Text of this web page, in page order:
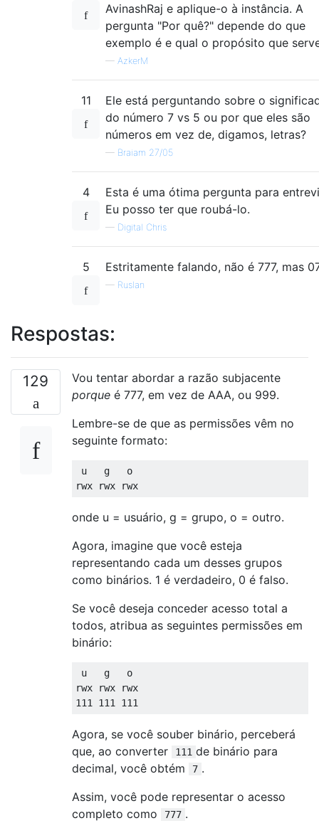
AvinashRaj e aplique-o à instância. A
pergunta "Por quê?" depende do que
exemplo é e qual o propósito que
— AzkerM
11
Ele está perguntando sobre o
do número 7 vs 5 ou por que eles são
números em vez de, digamos, letras?
— Braiam 27/05
4
Esta é uma ótima pergunta para
Eu posso ter que roubá-lo.
— Digital Chris
5 Estritamente falando, não é 777, mas
— Ruslan
Respostas:
129
Vou tentar abordar a razão subjacente
porque é 777, em vez de AAA, ou 999.
Lembre-se de que as permissões vêm no
seguinte formato:
u   g   o
onde u = usuário, g = grupo, o = outro.
Agora, imagine que você esteja
representando cada um desses grupos
como binários. 1 é verdadeiro, 0 é falso.
Se você deseja conceder acesso total a
todos, atribua as seguintes permissões em
binário:
u   g   o
rwx rwx rwx
Agora, se você souber binário, perceberá
que, ao converter
111 de binário para
decimal, você obtém
7 .
Assim, você pode representar o acesso
completo como
777 .